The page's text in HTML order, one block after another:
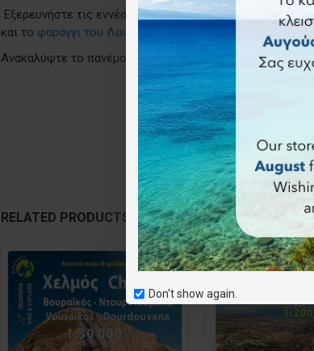
Don't show again.
Εξερευνήστε τις εννέα διαδρομές που προσφέρει το
και το φαράγγι του Λούσιου
, ένα από τα ομορφότερα
Ανακαλύψτε το πανέμορφο Χελμό και το μοναδικό
Ετικέτες: πεζοπορία
RELATED PRODUCTS